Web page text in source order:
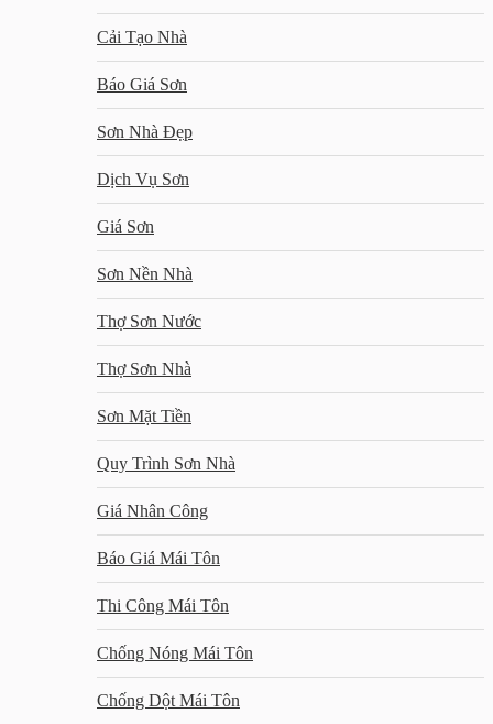
Cải Tạo Nhà
Báo Giá Sơn
Sơn Nhà Đẹp
Dịch Vụ Sơn
Giá Sơn
Sơn Nền Nhà
Thợ Sơn Nước
Thợ Sơn Nhà
Sơn Mặt Tiền
Quy Trình Sơn Nhà
Giá Nhân Công
Báo Giá Mái Tôn
Thi Công Mái Tôn
Chống Nóng Mái Tôn
Chống Dột Mái Tôn